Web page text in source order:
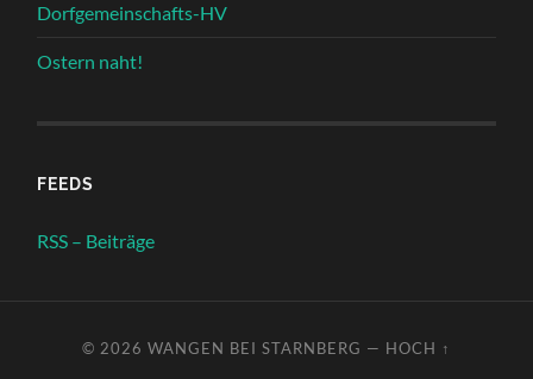
Dorfgemeinschafts-HV
Ostern naht!
FEEDS
RSS – Beiträge
© 2026 WANGEN BEI STARNBERG — HOCH ↑